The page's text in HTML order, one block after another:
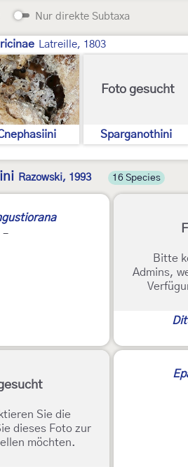
Nur direkte Subtaxa
Latreille, 1803
Foto gesucht
Sparganothini
Razowski, 1993 16 Species
-
Bitte
Admins,
Sie die
dieses Foto zur
möchten.